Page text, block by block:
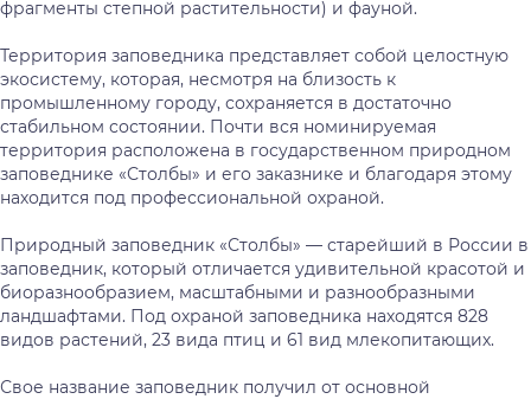
фрагменты степной растительности) и фауной.
Территория заповедника представляет собой целостную
экосистему, которая, несмотря на близость к
промышленному городу, сохраняется в достаточно
стабильном состоянии. Почти вся номинируемая
территория расположена в государственном природном
заповеднике «Столбы» и его заказнике и благодаря этому
находится под профессиональной охраной.
Природный заповедник «Столбы» — старейший в России в
заповедник, который отличается удивительной красотой и
биоразнообразием, масштабными и разнообразными
ландшафтами. Под охраной заповедника находятся 828
видов растений, 23 вида птиц и 61 вид млекопитающих.
Свое название заповедник получил от основной